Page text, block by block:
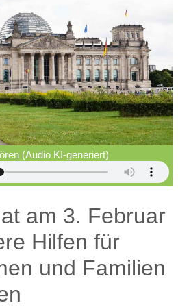
(Audio KI-generiert)
am 3. Februar
Hilfen für
und Familien